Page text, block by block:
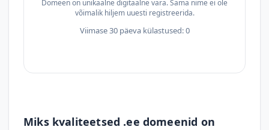
Domeen on unikaalne digitaalne vara. Sama nime ei ole
võimalik hiljem uuesti registreerida.
Viimase 30 päeva külastused: 0
Miks kvaliteetsed .ee domeenid on